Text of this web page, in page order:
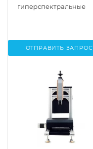
гиперспектральные
ОТПРАВИТЬ ЗАПРОС